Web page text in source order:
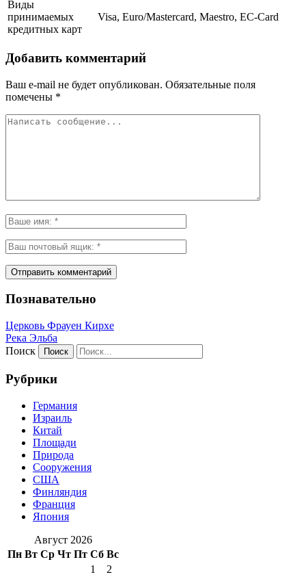
Виды
принимаемых
кредитных карт
Visa, Euro/Mastercard, Maestro, EC-Card
Добавить комментарий
Ваш e-mail не будет опубликован. Обязательные поля
помечены *
Познавательно
Церковь Фрауен Кирхе
Река Эльба
Поиск
Рубрики
Германия
Израиль
Китай
Площади
Природа
Сооружения
США
Финляндия
Франция
Япония
Август 2026
Пн Вт Ср Чт Пт Сб Вс
1
2